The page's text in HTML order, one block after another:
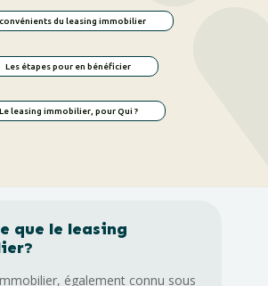
du leasing immobilier
Les étapes pour en bénéficier
Le leasing immobilier, pour Qui ?
que le leasing
également connu sous